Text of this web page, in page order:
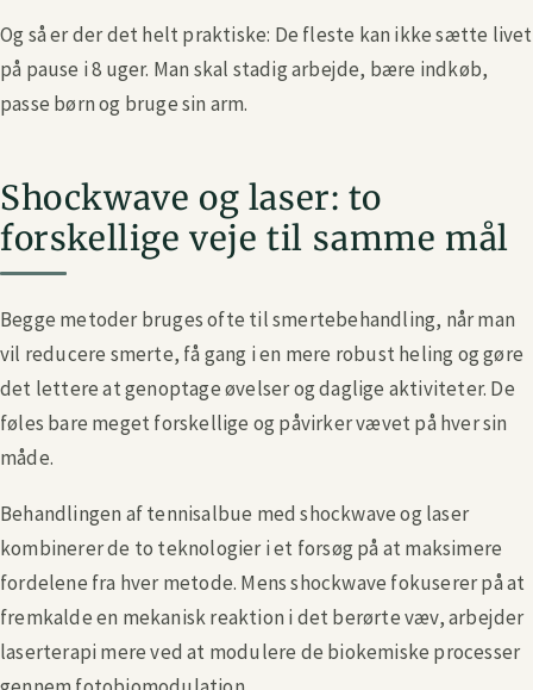
Og så er der det helt praktiske: De fleste kan ikke sætte livet
på pause i 8 uger. Man skal stadig arbejde, bære indkøb,
passe børn og bruge sin arm.
Shockwave og laser: to
forskellige veje til samme mål
Begge metoder bruges ofte til smertebehandling, når man
vil reducere smerte, få gang i en mere robust heling og gøre
det lettere at genoptage øvelser og daglige aktiviteter. De
føles bare meget forskellige og påvirker vævet på hver sin
måde.
Behandlingen af tennisalbue med shockwave og laser
kombinerer de to teknologier i et forsøg på at maksimere
fordelene fra hver metode. Mens shockwave fokuserer på at
fremkalde en mekanisk reaktion i det berørte væv, arbejder
laserterapi mere ved at modulere de biokemiske processer